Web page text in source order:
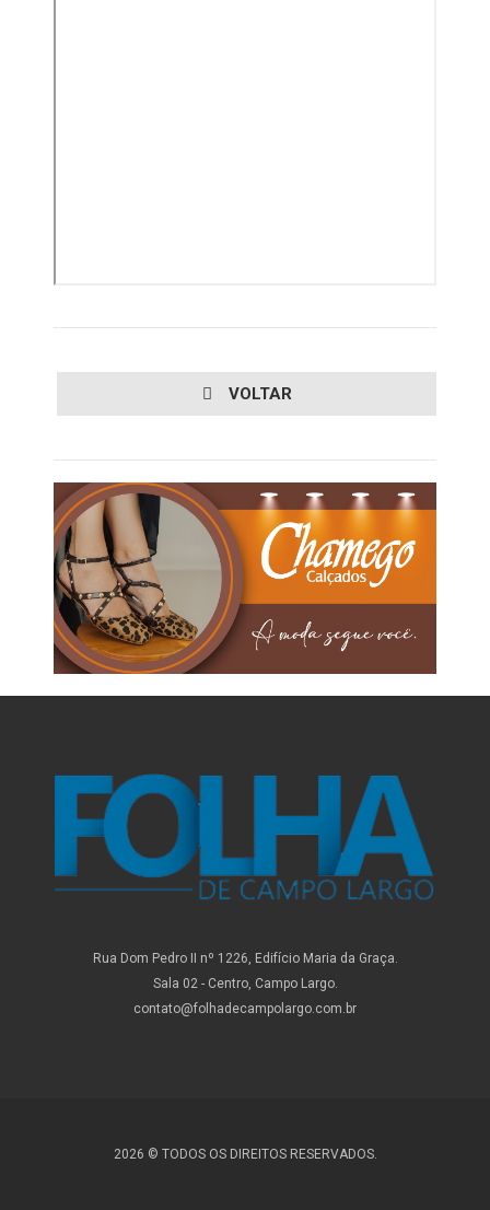
VOLTAR
Rua Dom Pedro II nº 1226, Edifício Maria da Graça.
Sala 02 - Centro, Campo Largo.
contato@folhadecampolargo.com.br
2026 © TODOS OS DIREITOS RESERVADOS.